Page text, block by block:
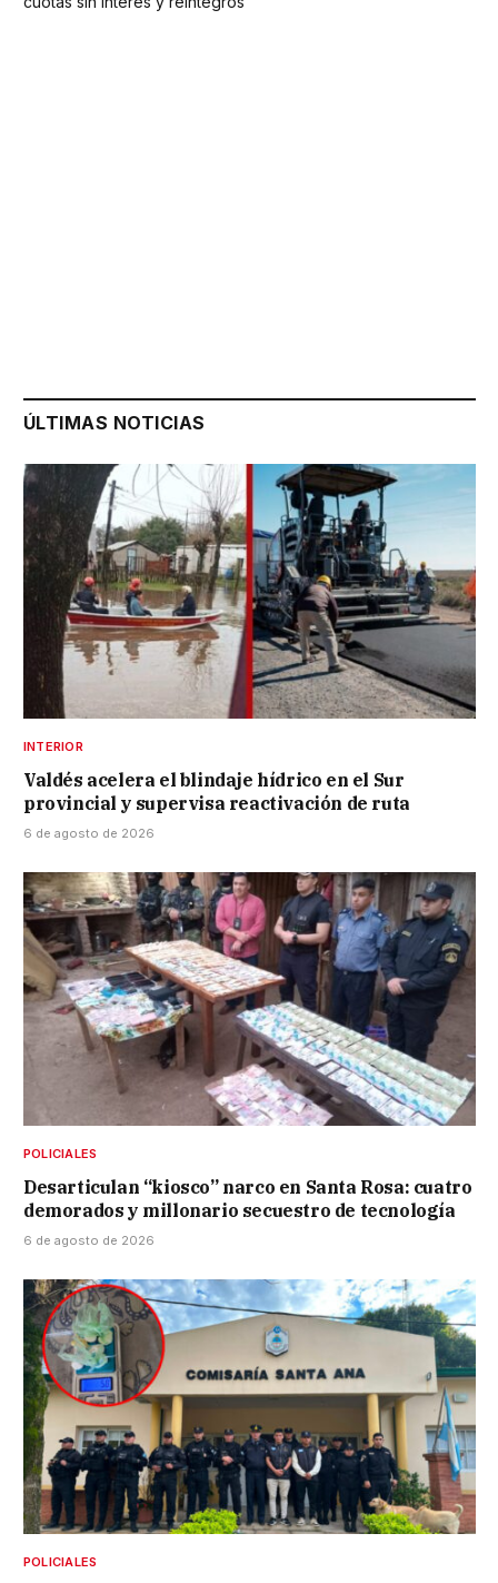
ÚLTIMAS NOTICIAS
INTERIOR
Valdés acelera el blindaje hídrico en el Sur
provincial y supervisa reactivación de ruta
6 de agosto de 2026
POLICIALES
Desarticulan “kiosco” narco en Santa Rosa: cuatro
demorados y millonario secuestro de tecnología
6 de agosto de 2026
POLICIALES